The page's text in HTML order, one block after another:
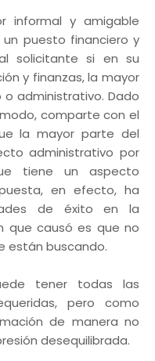
informal y amigable
puesto financiero y
solicitante si en su
y finanzas, la mayor
administrativo. Dado
comparte con el
la mayor parte del
administrativo por
tiene un aspecto
en efecto, ha
de éxito en la
que causó es que no
están buscando.
tener todas las
pero como
de manera no
desequilibrada.